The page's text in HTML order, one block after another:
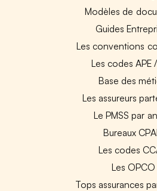
Modèles de
Guides
Les conventions
Les codes APE
Base des
Les assureurs
Le PMSS par
Bureaux
Les codes
Les OPCO
Tops assurances